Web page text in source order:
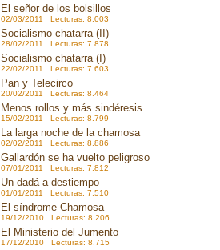
El señor de los bolsillos
02/03/2011 Lecturas: 8.003
Socialismo chatarra (II)
28/02/2011 Lecturas: 7.878
Socialismo chatarra (I)
22/02/2011 Lecturas: 7.603
Pan y Telecirco
20/02/2011 Lecturas: 8.464
Menos rollos y más sindéresis
15/02/2011 Lecturas: 8.799
La larga noche de la chamosa
02/02/2011 Lecturas: 8.886
Gallardón se ha vuelto peligroso
07/01/2011 Lecturas: 7.812
Un dadá a destiempo
01/01/2011 Lecturas: 7.510
El síndrome Chamosa
19/12/2010 Lecturas: 8.206
El Ministerio del Jumento
17/12/2010 Lecturas: 8.715